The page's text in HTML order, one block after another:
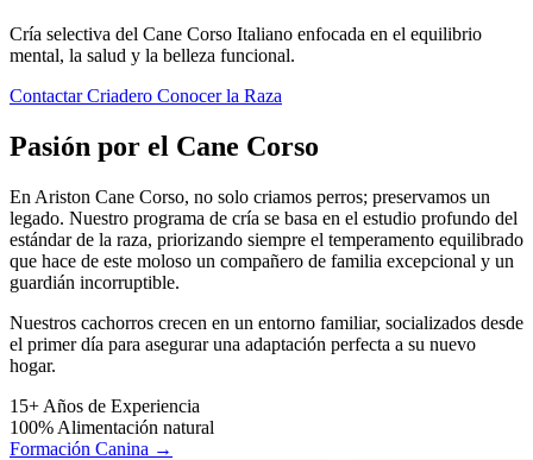
Cría selectiva del Cane Corso Italiano enfocada en el equilibrio
mental, la salud y la belleza funcional.
Contactar Criadero Conocer la Raza
Pasión por el Cane Corso
En Ariston Cane Corso, no solo criamos perros; preservamos un
legado. Nuestro programa de cría se basa en el estudio profundo del
estándar de la raza, priorizando siempre el temperamento equilibrado
que hace de este moloso un compañero de familia excepcional y un
guardián incorruptible.
Nuestros cachorros crecen en un entorno familiar, socializados desde
el primer día para asegurar una adaptación perfecta a su nuevo
hogar.
15+ Años de Experiencia
100% Alimentación natural
Formación Canina →